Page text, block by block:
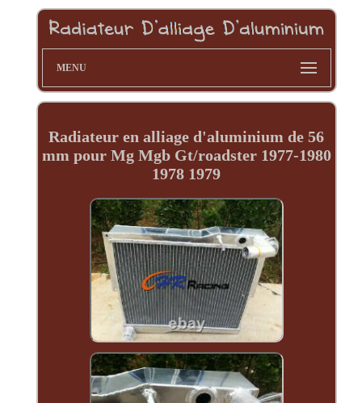
MENU
Radiateur en alliage d'aluminium de 56
mm pour Mg Mgb Gt/roadster 1977-1980
1978 1979